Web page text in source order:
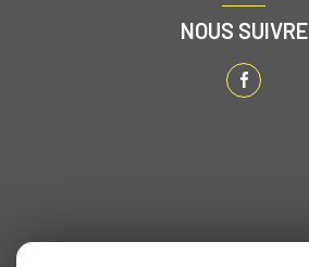
NOUS SUIVRE